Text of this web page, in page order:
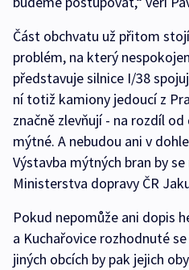
Část obchvatu už přitom
problém, na který
představuje silnice I/38
ní totiž kamiony jedoucí z
značně zlevňují - na rozdíl
mýtné. A nebudou ani v
Výstavba mýtných bran by
Ministerstva dopravy ČR
Pokud nepomůže ani dopis
a Kuchařovice rozhodnuté
jiných obcích by pak jejich